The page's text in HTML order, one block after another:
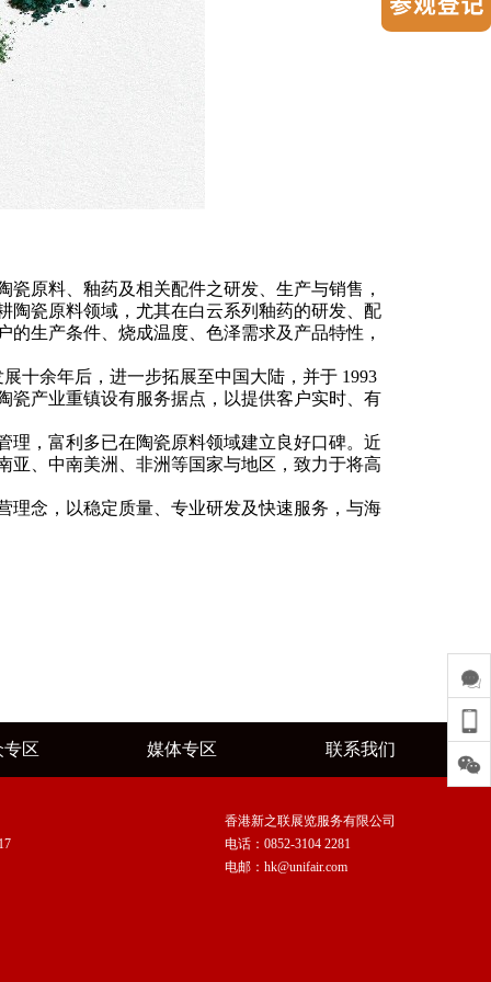
原料、釉药及相关配件之研发、生产与销售，
陶瓷原料领域，尤其在白云系列釉药的研发、配
生产条件、烧成温度、色泽需求及产品特性，
十余年后，进一步拓展至中国大陆，并于 1993
瓷产业重镇设有服务据点，以提供客户实时、有
理，富利多已在陶瓷原料领域建立良好口碑。近
亚、中南美洲、非洲等国家与地区，致力于将高
理念，以稳定质量、专业研发及快速服务，与海
专区 媒体专区 联系我们
香港新之联展览服务有限公司
电话：0852-3104 2281
电邮：hk@unifair.com